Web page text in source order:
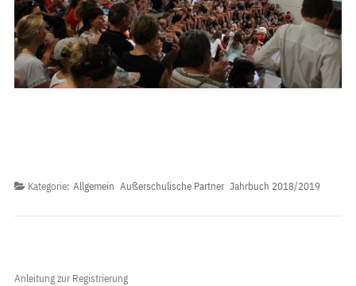
Kategorie: Allgemein Außerschulische Partner Jahrbuch 2018/2019
Anleitung zur Registrierung